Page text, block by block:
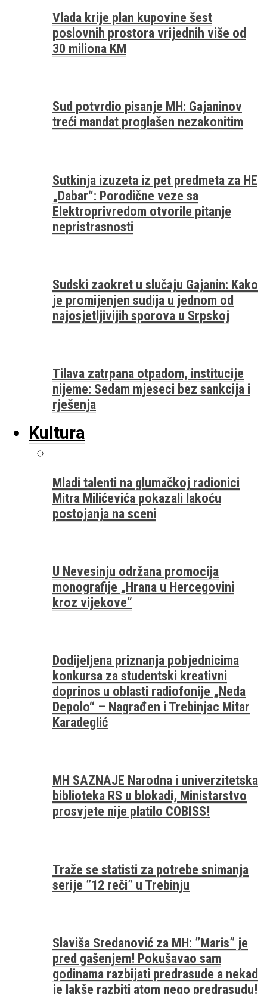
Vlada krije plan kupovine šest
poslovnih prostora vrijednih više od
30 miliona KM
Sud potvrdio pisanje MH: Gajaninov
treći mandat proglašen nezakonitim
Sutkinja izuzeta iz pet predmeta za HE
„Dabar“: Porodične veze sa
Elektroprivredom otvorile pitanje
nepristrasnosti
Sudski zaokret u slučaju Gajanin: Kako
je promijenjen sudija u jednom od
najosjetljivijih sporova u Srpskoj
Tilava zatrpana otpadom, institucije
nijeme: Sedam mjeseci bez sankcija i
rješenja
Kultura
Mladi talenti na glumačkoj radionici
Mitra Milićevića pokazali lakoću
postojanja na sceni
U Nevesinju održana promocija
monografije „Hrana u Hercegovini
kroz vijekove“
Dodijeljena priznanja pobjednicima
konkursa za studentski kreativni
doprinos u oblasti radiofonije „Neda
Depolo“ – Nagrađen i Trebinjac Mitar
Karadeglić
MH SAZNAJE Narodna i univerzitetska
biblioteka RS u blokadi, Ministarstvo
prosvjete nije platilo COBISS!
Traže se statisti za potrebe snimanja
serije ”12 reči” u Trebinju
Slaviša Sredanović za MH: ”Maris” je
pred gašenjem! Pokušavao sam
godinama razbijati predrasude a nekad
je lakše razbiti atom nego predrasudu!